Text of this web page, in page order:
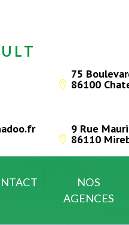
75
86100
9 Rue
86110
NOS
AGENCES